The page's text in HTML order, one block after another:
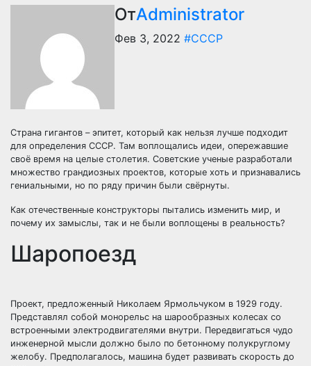
ОтAdministrator
Фев 3, 2022 #СССР
Страна гигантов – эпитет, который как нельзя лучше подходит
для определения СССР. Там воплощались идеи, опережавшие
своё время на целые столетия. Советские ученые разработали
множество грандиозных проектов, которые хоть и признавались
гениальными, но по ряду причин были свёрнуты.
Как отечественные конструкторы пытались изменить мир, и
почему их замыслы, так и не были воплощены в реальность?
Шаропоезд
Проект, предложенный Николаем Ярмольчуком в 1929 году.
Представлял собой монорельс на шарообразных колесах со
встроенными электродвигателями внутри. Передвигаться чудо
инженерной мысли должно было по бетонному полукруглому
желобу. Предполагалось, машина будет развивать скорость до